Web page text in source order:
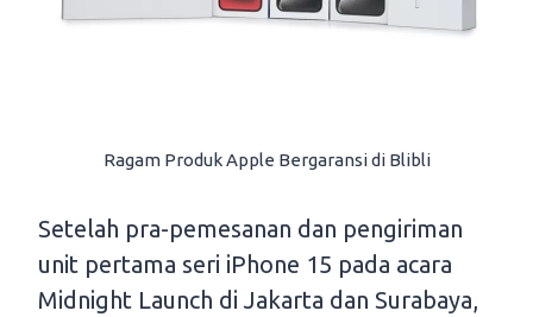
Ragam Produk Apple Bergaransi di Blibli
Setelah pra-pemesanan dan pengiriman
unit pertama seri iPhone 15 pada acara
Midnight Launch di Jakarta dan Surabaya,